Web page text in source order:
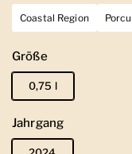
Coastal Region
Größe
0,75 l
Jahrgang